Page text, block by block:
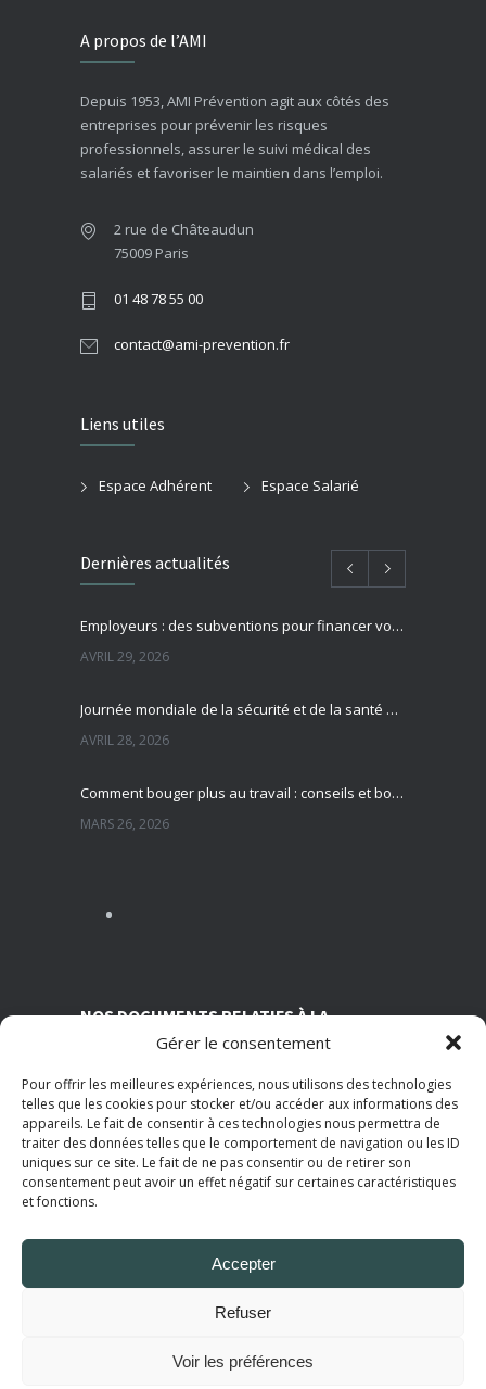
Gérer le consentement
Pour offrir les meilleures expériences, nous utilisons des technologies
telles que les cookies pour stocker et/ou accéder aux informations des
appareils. Le fait de consentir à ces technologies nous permettra de
traiter des données telles que le comportement de navigation ou les ID
uniques sur ce site. Le fait de ne pas consentir ou de retirer son
consentement peut avoir un effet négatif sur certaines caractéristiques
et fonctions.
Accepter
Refuser
Voir les préférences
A propos de l’AMI
Depuis 1953, AMI Prévention agit aux côtés des
entreprises pour prévenir les risques
professionnels, assurer le suivi médical des
salariés et favoriser le maintien dans l’emploi.
2 rue de Châteaudun
75009 Paris
01 48 78 55 00
contact@ami-prevention.fr
Liens utiles
Espace Adhérent Espace Salarié
Dernières actualités
Employeurs : des subventions pour financer vos actions de prévention des risques professionnels
AVRIL 29, 2026
Journée mondiale de la sécurité et de la santé au travail : focus sur la prévention des risques professionnels
AVRIL 28, 2026
Comment bouger plus au travail : conseils et bonnes pratiques pour préserver sa santé
MARS 26, 2026
NOS DOCUMENTS RELATIFS À LA
TRANSPARENCE SUR NOS CONDITIONS
Statuts de l’AMI
Règlement intérieur
Grille tarifaire
Rapport d'activité 2025
Politique de Confidentialité
Mentions Légales
. Tous droits réservés.